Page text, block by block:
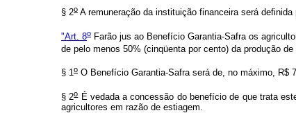
§ 2o A remuneração da instituição financeira será
"Art. 8o Farão jus ao Benefício Garantia-Safra os
de pelo menos 50% (cinqüenta por cento) da produção
§ 1o O Benefício Garantia-Safra será de, no máximo, R$
§ 2oÉ vedada a concessão do benefício de que trata
agricultores em razão de estiagem.